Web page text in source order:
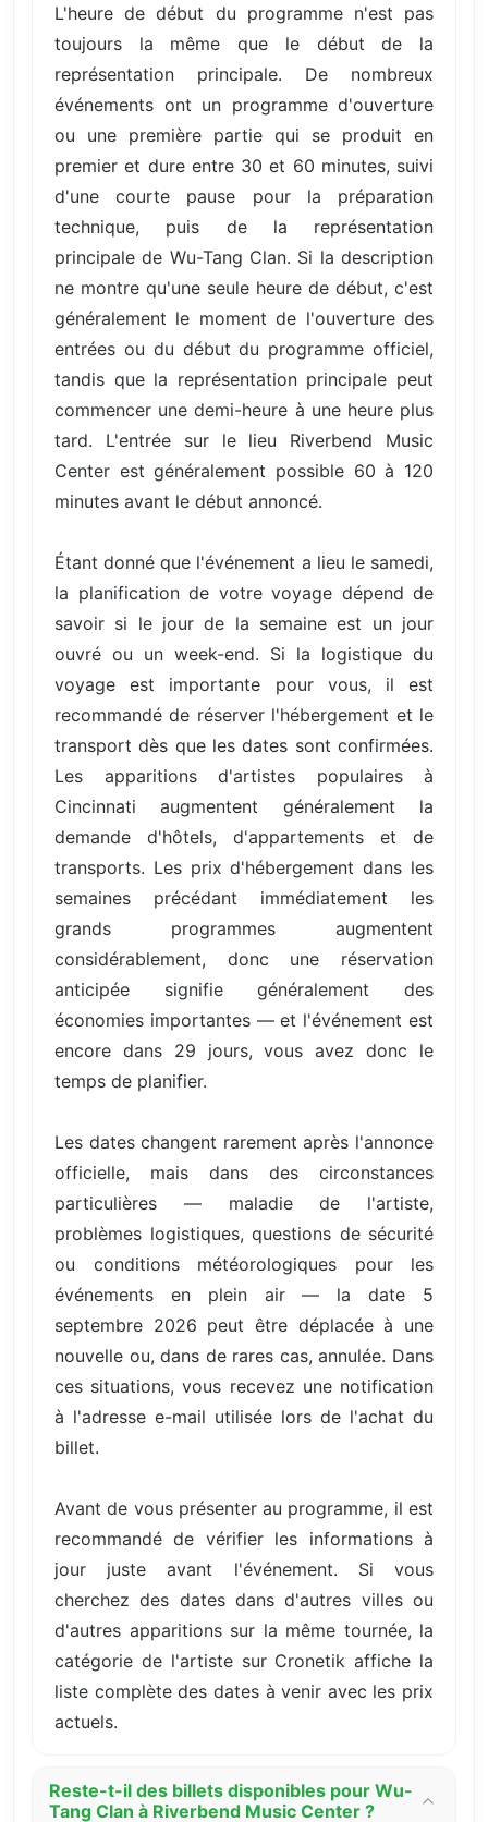
L'heure de début du programme n'est pas
toujours la même que le début de la
représentation principale. De nombreux
événements ont un programme d'ouverture
ou une première partie qui se produit en
premier et dure entre 30 et 60 minutes, suivi
d'une courte pause pour la préparation
technique, puis de la représentation
principale de Wu-Tang Clan. Si la description
ne montre qu'une seule heure de début, c'est
généralement le moment de l'ouverture des
entrées ou du début du programme officiel,
tandis que la représentation principale peut
commencer une demi-heure à une heure plus
tard. L'entrée sur le lieu Riverbend Music
Center est généralement possible 60 à 120
minutes avant le début annoncé.
Étant donné que l'événement a lieu le samedi,
la planification de votre voyage dépend de
savoir si le jour de la semaine est un jour
ouvré ou un week-end. Si la logistique du
voyage est importante pour vous, il est
recommandé de réserver l'hébergement et le
transport dès que les dates sont confirmées.
Les apparitions d'artistes populaires à
Cincinnati augmentent généralement la
demande d'hôtels, d'appartements et de
transports. Les prix d'hébergement dans les
semaines précédant immédiatement les
grands programmes augmentent
considérablement, donc une réservation
anticipée signifie généralement des
économies importantes — et l'événement est
encore dans 29 jours, vous avez donc le
temps de planifier.
Les dates changent rarement après l'annonce
officielle, mais dans des circonstances
particulières — maladie de l'artiste,
problèmes logistiques, questions de sécurité
ou conditions météorologiques pour les
événements en plein air — la date 5
septembre 2026 peut être déplacée à une
nouvelle ou, dans de rares cas, annulée. Dans
ces situations, vous recevez une notification
à l'adresse e-mail utilisée lors de l'achat du
billet.
Avant de vous présenter au programme, il est
recommandé de vérifier les informations à
jour juste avant l'événement. Si vous
cherchez des dates dans d'autres villes ou
d'autres apparitions sur la même tournée, la
catégorie de l'artiste sur Cronetik affiche la
liste complète des dates à venir avec les prix
actuels.
Reste-t-il des billets disponibles pour Wu-
Tang Clan à Riverbend Music Center ?